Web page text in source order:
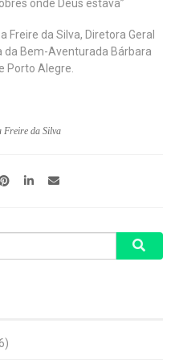
onde Deus estava”
da Silva, Diretora Geral
da Bem-Aventurada Bárbara
Porto Alegre.
da Silva